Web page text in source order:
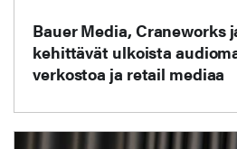
Bauer Media, Craneworks
kehittävät ulkoista
verkostoa ja retail mediaa